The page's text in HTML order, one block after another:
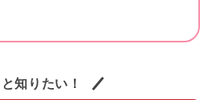
知りたい！